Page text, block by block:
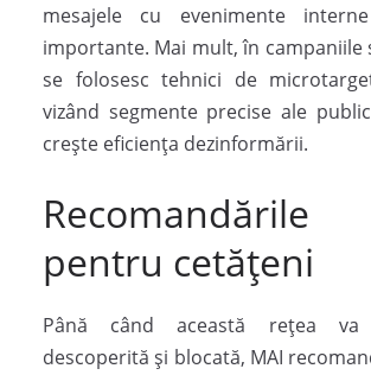
mesajele cu evenimente
importante. Mai mult, în campaniile
se folosesc tehnici de
vizând segmente precise ale
crește eficiența dezinformării.
pentru cetățeni
Până când această rețea
descoperită și blocată, MAI